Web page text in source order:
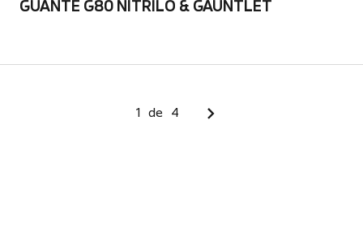
GUANTE G80 NITRILO & GAUNTLET
1 de 4